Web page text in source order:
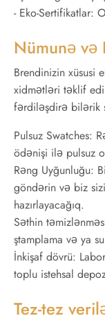
- Eko-Sertifikatlar:
Nümunə və
Brendinizin xüsusi
xidmətləri təklif
fərdiləşdirə bilərik
Pulsuz Swatches:
ödənişi ilə pulsuz
Rəng Uyğunluğu:
göndərin və biz
hazırlayacağıq.
Səthin
ştamplama və ya
İnkişaf dövrü:
toplu istehsal
Tez-tez